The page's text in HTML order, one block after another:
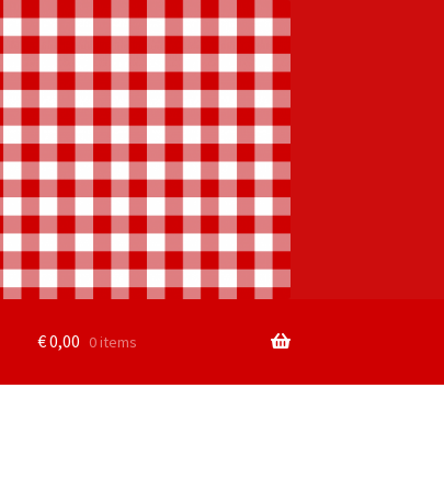
€0,00 0 items